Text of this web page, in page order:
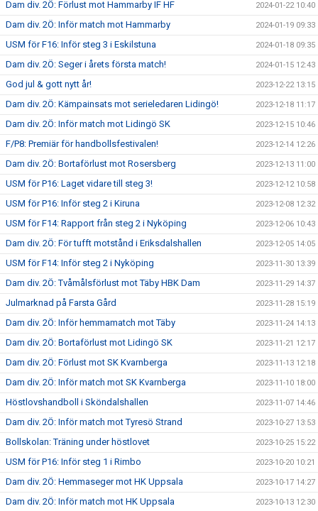
Dam div. 2Ö: Förlust mot Hammarby IF HF 2024-01-22 10:40
Dam div. 2Ö: Inför match mot Hammarby 2024-01-19 09:33
USM för F16: Inför steg 3 i Eskilstuna 2024-01-18 09:35
Dam div. 2Ö: Seger i årets första match! 2024-01-15 12:43
God jul & gott nytt år! 2023-12-22 13:15
Dam div. 2Ö: Kämpainsats mot serieledaren Lidingö! 2023-12-18 11:17
Dam div. 2Ö: Inför match mot Lidingö SK 2023-12-15 10:46
F/P8: Premiär för handbollsfestivalen! 2023-12-14 12:26
Dam div. 2Ö: Bortaförlust mot Rosersberg 2023-12-13 11:00
USM för P16: Laget vidare till steg 3! 2023-12-12 10:58
USM för P16: Inför steg 2 i Kiruna 2023-12-08 12:32
USM för F14: Rapport från steg 2 i Nyköping 2023-12-06 10:43
Dam div. 2Ö: För tufft motstånd i Eriksdalshallen 2023-12-05 14:05
USM för F14: Inför steg 2 i Nyköping 2023-11-30 13:39
Dam div. 2Ö: Tvåmålsförlust mot Täby HBK Dam 2023-11-29 14:37
Julmarknad på Farsta Gård 2023-11-28 15:19
Dam div. 2Ö: Inför hemmamatch mot Täby 2023-11-24 14:13
Dam div. 2Ö: Bortaförlust mot Lidingö SK 2023-11-21 12:17
Dam div. 2Ö: Förlust mot SK Kvarnberga 2023-11-13 12:18
Dam div. 2Ö: Inför match mot SK Kvarnberga 2023-11-10 18:00
Höstlovshandboll i Sköndalshallen 2023-11-07 14:46
Dam div. 2Ö: Inför match mot Tyresö Strand 2023-10-27 13:53
Bollskolan: Träning under höstlovet 2023-10-25 15:22
USM för P16: Inför steg 1 i Rimbo 2023-10-20 10:21
Dam div. 2Ö: Hemmaseger mot HK Uppsala 2023-10-17 14:27
Dam div. 2Ö: Inför match mot HK Uppsala 2023-10-13 12:30